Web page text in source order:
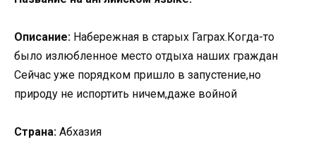
Описание: Набережная в старых Гаграх.Когда-то
было излюбленное место отдыха наших граждан
Сейчас уже порядком пришло в запустение,но
природу не испортить ничем,даже войной
Страна: Абхазия